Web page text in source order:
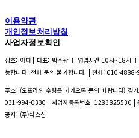
이용약관
개인정보처리방침
사업자정보확인
상호: 어퍼 | 대표: 박주광 ㅣ 영업시간 10시~18시
능합니다. 전화 문의 불가합니다. | 전화: 010-
주소: (오프라인 수령은 카카오톡 문의 바랍니다)
031-994-0330 | 사업자등록번호: 1283825530 |
공자: (주)식스샵